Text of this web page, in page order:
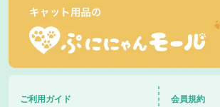
ご利用ガイド
会員規約